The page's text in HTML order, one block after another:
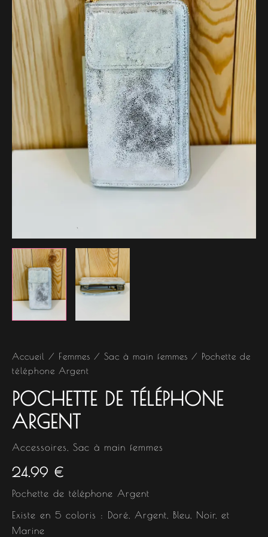
Accueil / Femmes / Sac à main femmes / Pochette de
téléphone Argent
POCHETTE DE TÉLÉPHONE
ARGENT
Accessoires Sac à main femmes
24.99 €
Pochette de téléphone Argent
Existe en 5 coloris : Doré, Argent, Bleu, Noir, et
Marine